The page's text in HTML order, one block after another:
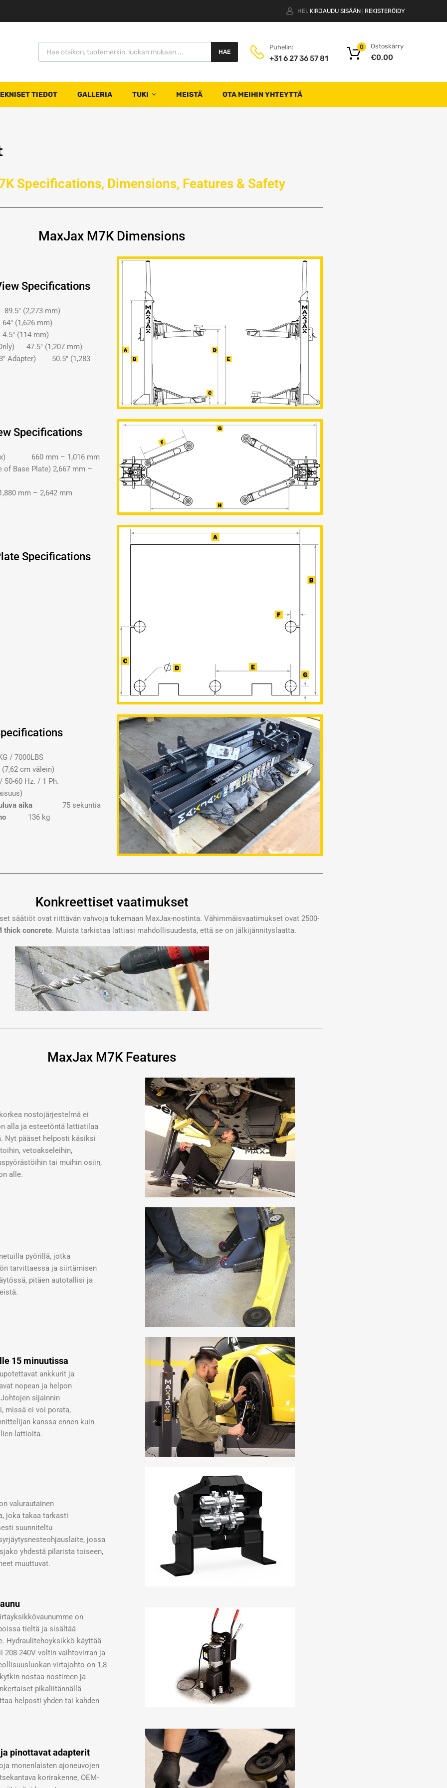
HEI. KIRJAUDU SISÄÄN REKISTERÖIDY
HAE
Puhelin:
+31 6 27 36 57 81
Ostoskärry
€0,00
0
TIEDOT GALLERIA TUKI MEISTÄ OTA MEIHIN YHTEYTTÄ
Specifications, Dimensions, Features & Safety
MaxJax M7K Dimensions
Specifications
(2,273 mm)
(1,626 mm)
(114 mm)
47.5″ (1,207 mm)
Adapter) 50.5″ (1,283
Specifications
660 mm – 1,016 mm
Base Plate) 2,667 mm –
mm – 2,642 mm
Specifications
/ 7000LBS
cm välein)
60 Hz. / 1 Ph.
aika 75 sekuntia
136 kg
Konkreettiset vaatimukset
säätiöt ovat riittävän vahvoja tukemaan MaxJax-nostinta. Vähimmäisvaatimukset ovat 2500-
thick concrete. Muista tarkistaa lattiasi mahdollisuudesta, että se on jälkijännityslaatta.
MaxJax M7K Features
nostojärjestelmä ei
alla ja esteetöntä lattiatilaa
Nyt pääset helposti käsiksi
vetoakseleihin,
tai muihin osiin,
alle.
pyörillä, jotka
tarvittaessa ja siirtämisen
pitäen autotallisi ja
15 minuutissa
ankkurit ja
nopean ja helpon
sijainnin
missä ei voi porata,
kanssa ennen kuin
lattioita.
valurautainen
joka takaa tarkasti
suunniteltu
jossa
yhdestä pilarista toiseen,
muuttuvat.
on
tieltä ja sisältää
Hydraulitehoyksikkö käyttää
240V voltin vaihtovirran ja
virtajohto on 1,8
nostaa nostimen ja
pikaliitännällä
helposti yhden tai kahden
pinottavat adapterit
monenlaisten ajoneuvojen
korirakenne, OEM-